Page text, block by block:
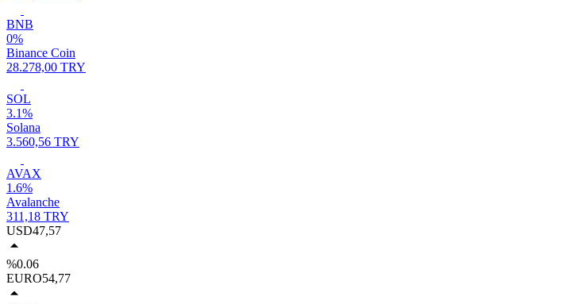
BNB
0%
Binance Coin
28.278,00 TRY
SOL
3.1%
Solana
3.560,56 TRY
AVAX
1.6%
Avalanche
311,18 TRY
USD47,57
%0.06
EURO54,77